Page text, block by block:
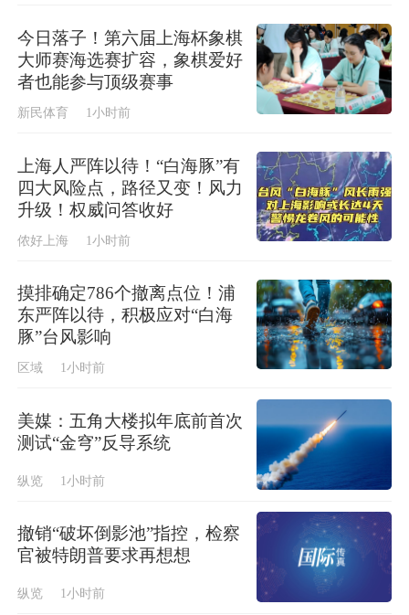
今日落子！第六届上海杯象棋
大师赛海选赛扩容，象棋爱好
者也能参与顶级赛事
新民体育 1小时前
上海人严阵以待！“白海豚”有
四大风险点，路径又变！风力
升级！权威问答收好
侬好上海 1小时前
摸排确定786个撤离点位！浦
东严阵以待，积极应对“白海
豚”台风影响
区域 1小时前
美媒：五角大楼拟年底前首次
测试“金穹”反导系统
纵览 1小时前
撤销“破坏倒影池”指控，检察
官被特朗普要求再想想
纵览 1小时前